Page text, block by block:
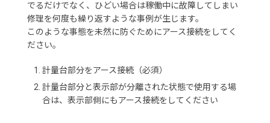
でるだけでなく、ひどい場合は稼働中に故障してしまい
修理を何度も繰り返すような事例が生じます。
このような事態を未然に防ぐためにアース接続をしてく
ださい。
計量台部分をアース接続（必須）
計量台部分と表示部が分離された状態で使用する場
合は、表示部側にもアース接続をしてください